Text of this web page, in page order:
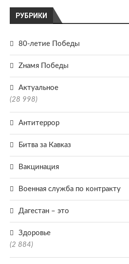
РУБРИКИ
80-летие Победы
Zнамя Победы
Актуальное
(28 998)
Антитеррор
Битва за Кавказ
Вакцинация
Военная служба по контракту
Дагестан – это
Здоровье
(2 884)